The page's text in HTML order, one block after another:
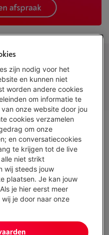
zijn nodig voor het
en kunnen niet
worden andere cookies
om informatie te
onze website door jou
cookies verzamelen
om onze
en conversatiecookies
te krijgen tot de live
niet strikt
wij steeds jouw
plaatsen. Je kan jouw
je hier eerst meer
je door naar onze